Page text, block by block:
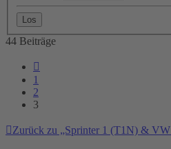
44 Beiträge
1
2
3
Zurück zu „Sprinter 1 (T1N) &